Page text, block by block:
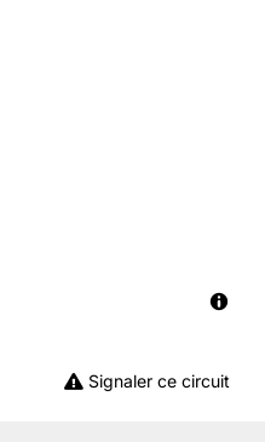
Signaler ce circuit